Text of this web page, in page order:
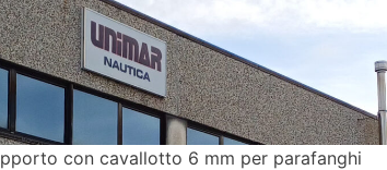
con cavallotto 6 mm per parafanghi